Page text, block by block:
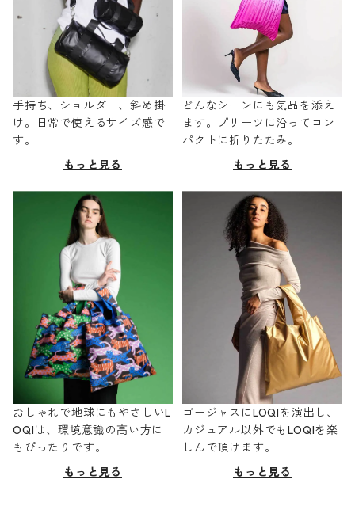
手持ち、ショルダー、斜め掛
け。日常で使えるサイズ感で
す。
もっと見る
どんなシーンにも気品を添え
ます。プリーツに沿ってコン
パクトに折りたたみ。
もっと見る
おしゃれで地球にもやさしいL
OQIは、環境意識の高い方に
もぴったりです。
もっと見る
ゴージャスにLOQIを演出し、
カジュアル以外でもLOQIを楽
しんで頂けます。
もっと見る